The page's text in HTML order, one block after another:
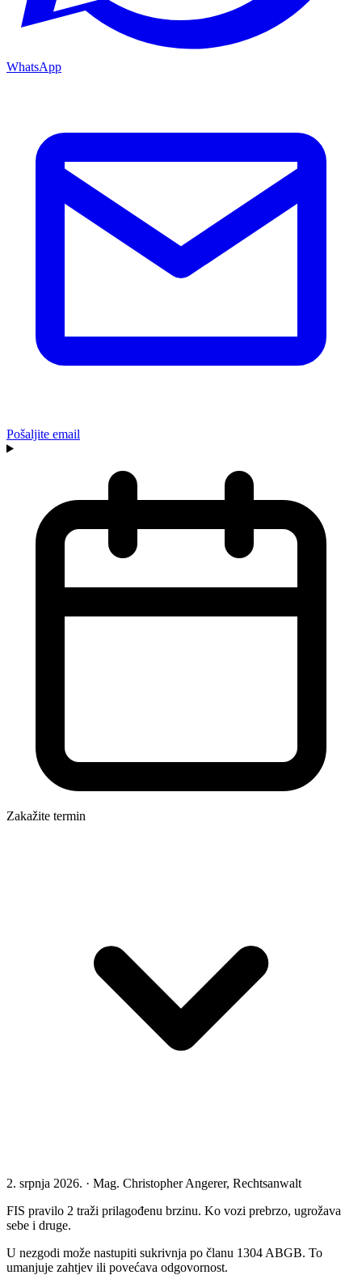
WhatsApp
Pošaljite email
Zakažite termin
2. srpnja 2026. · Mag. Christopher Angerer, Rechtsanwalt
FIS pravilo 2 traži prilagođenu brzinu. Ko vozi prebrzo, ugrožava
sebe i druge.
U nezgodi može nastupiti sukrivnja po članu 1304 ABGB. To
umanjuje zahtjev ili povećava odgovornost.